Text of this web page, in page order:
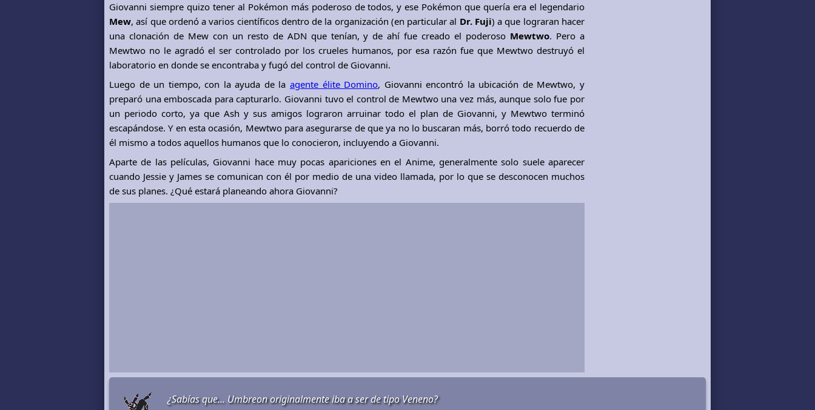
Giovanni siempre quizo tener al Pokémon más poderoso de todos, y ese Pokémon que quería era el legendario
Mew, así que ordenó a varios científicos dentro de la organización (en particular al Dr. Fuji) a que lograran hacer
una clonación de Mew con un resto de ADN que tenían, y de ahí fue creado el poderoso Mewtwo. Pero a
Mewtwo no le agradó el ser controlado por los crueles humanos, por esa razón fue que Mewtwo destruyó el
laboratorio en donde se encontraba y fugó del control de Giovanni.
Luego de un tiempo, con la ayuda de la agente élite Domino, Giovanni encontró la ubicación de Mewtwo, y
preparó una emboscada para capturarlo. Giovanni tuvo el control de Mewtwo una vez más, aunque solo fue por
un periodo corto, ya que Ash y sus amigos lograron arruinar todo el plan de Giovanni, y Mewtwo terminó
escapándose. Y en esta ocasión, Mewtwo para asegurarse de que ya no lo buscaran más, borró todo recuerdo de
él mismo a todos aquellos humanos que lo conocieron, incluyendo a Giovanni.
Aparte de las películas, Giovanni hace muy pocas apariciones en el Anime, generalmente solo suele aparecer
cuando Jessie y James se comunican con él por medio de una video llamada, por lo que se desconocen muchos
de sus planes. ¿Qué estará planeando ahora Giovanni?
¿Sabías que... Umbreon originalmente iba a ser de tipo Veneno?